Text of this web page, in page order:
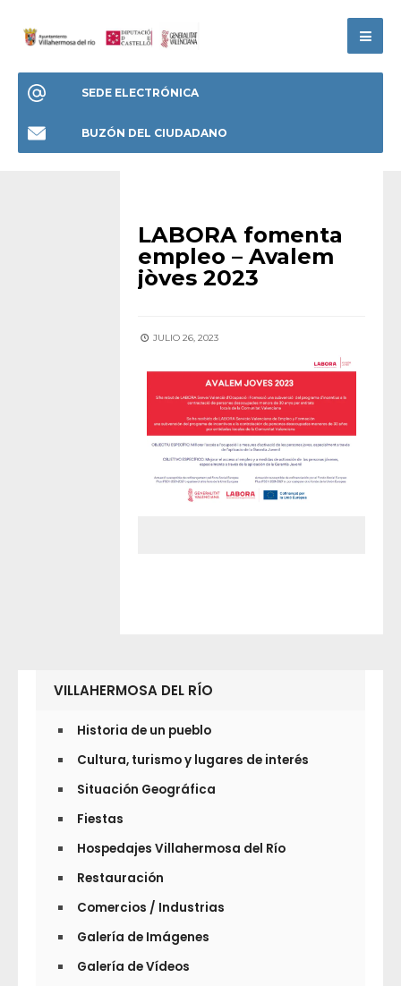
SEDE ELECTRÓNICA
BUZÓN DEL CIUDADANO
LABORA fomenta
empleo – Avalem
jòves 2023
JULIO 26, 2023
VILLAHERMOSA DEL RÍO
Historia de un pueblo
Cultura, turismo y lugares de interés
Situación Geográfica
Fiestas
Hospedajes Villahermosa del Río
Restauración
Comercios / Industrias
Galería de Imágenes
Galería de Vídeos